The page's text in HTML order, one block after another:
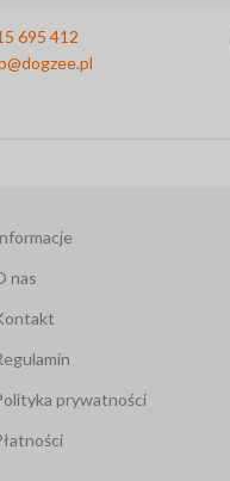
695 412
nas
prywatności